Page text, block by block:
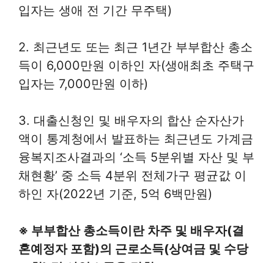
입자는 생애 전 기간 무주택)
2. 최근년도 또는 최근 1년간 부부합산 총소
득이 6,000만원 이하인 자(생애최초 주택구
입자는 7,000만원 이하)
3. 대출신청인 및 배우자의 합산 순자산가
액이 통계청에서 발표하는 최근년도 가계금
융복지조사결과의 ‘소득 5분위별 자산 및 부
채현황’ 중 소득 4분위 전체가구 평균값 이
하인 자(2022년 기준, 5억 6백만원)
※ 부부합산 총소득이란 차주 및 배우자(결
혼예정자 포함)의 근로소득(상여금 및 수당